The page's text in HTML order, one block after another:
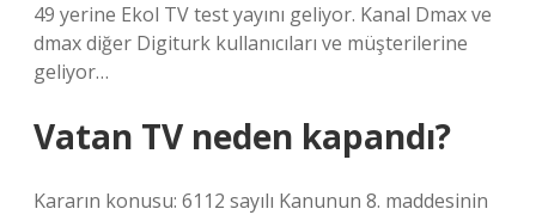
49 yerine Ekol TV test yayını geliyor. Kanal Dmax ve
dmax diğer Digiturk kullanıcıları ve müşterilerine
geliyor…
Vatan TV neden kapandı?
Kararın konusu: 6112 sayılı Kanunun 8. maddesinin